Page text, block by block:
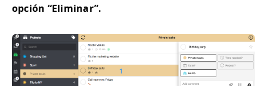
opción “Eliminar”.